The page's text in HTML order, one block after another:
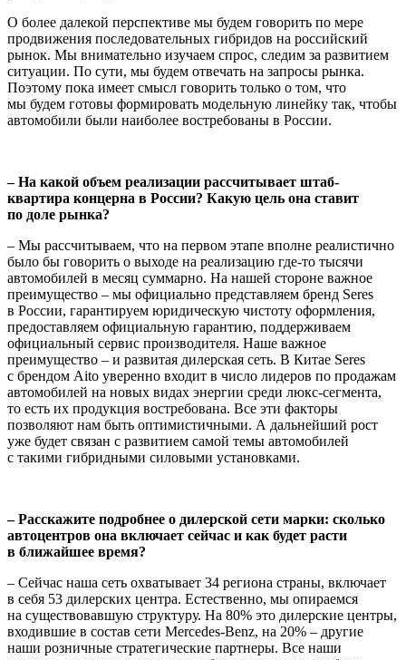
О более далекой перспективе мы будем говорить по мере
продвижения последовательных гибридов на российский
рынок. Мы внимательно изучаем спрос, следим за развитием
ситуации. По сути, мы будем отвечать на запросы рынка.
Поэтому пока имеет смысл говорить только о том, что
мы будем готовы формировать модельную линейку так, чтобы
автомобили были наиболее востребованы в России.
– На какой объем реализации рассчитывает штаб-
квартира концерна в России? Какую цель она ставит
по доле рынка?
– Мы рассчитываем, что на первом этапе вполне реалистично
было бы говорить о выходе на реализацию где-то тысячи
автомобилей в месяц суммарно. На нашей стороне важное
преимущество – мы официально представляем бренд Seres
в России, гарантируем юридическую чистоту оформления,
предоставляем официальную гарантию, поддерживаем
официальный сервис производителя. Наше важное
преимущество – и развитая дилерская сеть. В Китае Seres
с брендом Aito уверенно входит в число лидеров по продажам
автомобилей на новых видах энергии среди люкс-сегмента,
то есть их продукция востребована. Все эти факторы
позволяют нам быть оптимистичными. А дальнейший рост
уже будет связан с развитием самой темы автомобилей
с такими гибридными силовыми установками.
– Расскажите подробнее о дилерской сети марки: сколько
автоцентров она включает сейчас и как будет расти
в ближайшее время?
– Сейчас наша сеть охватывает 34 региона страны, включает
в себя 53 дилерских центра. Естественно, мы опираемся
на существовавшую структуру. На 80% это дилерские центры,
входившие в состав сети Mercedes-Benz, на 20% – другие
наши розничные стратегические партнеры. Все наши